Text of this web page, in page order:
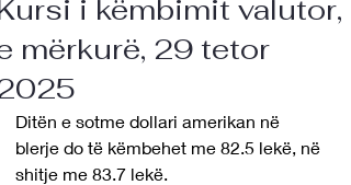
i këmbimit valutor,
mërkurë, 29 tetor
Ditën e sotme dollari amerikan në
blerje do të këmbehet me 82.5 lekë, në
shitje me 83.7 lekë.